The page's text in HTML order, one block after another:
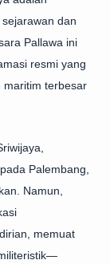
sejarawan dan
Pallawa ini
resmi yang
maritim terbesar
Palembang,
Namun,
memuat